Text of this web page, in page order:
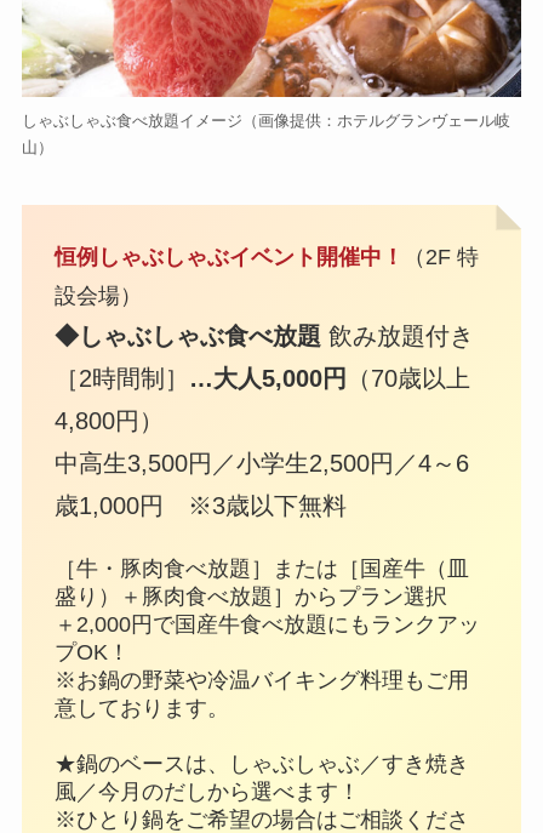
しゃぶしゃぶ食べ放題イメージ（画像提供：ホテルグランヴェール岐
山）
恒例しゃぶしゃぶイベント開催中！
（2F 特
設会場）
◆しゃぶしゃぶ食べ放題 飲み放題付き
［2時間制］
…大人5,000円
（70歳以上
4,800円）
中高生3,500円／小学生2,500円／4～6
歳1,000円 ※3歳以下無料
［牛・豚肉食べ放題］または［国産牛（皿
盛り）＋豚肉食べ放題］からプラン選択
＋2,000円で国産牛食べ放題にもランクアッ
プOK！
※お鍋の野菜や冷温バイキング料理もご用
意しております。
★鍋のベースは、しゃぶしゃぶ／すき焼き
風／今月のだしから選べます！
※ひとり鍋をご希望の場合はご相談くださ